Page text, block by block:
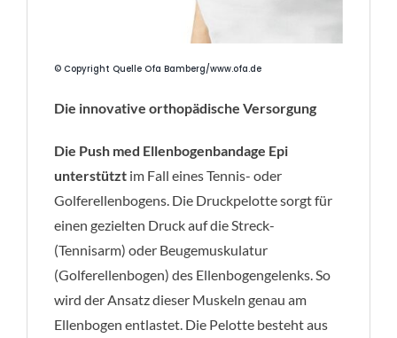
© Copyright Quelle Ofa Bamberg/www.ofa.de
Die innovative orthopädische Versorgung
Die Push med Ellenbogenbandage Epi
unterstütztim Fall eines Tennis- oder
Golferellenbogens. Die Druckpelotte sorgt für
einen gezielten Druck auf die Streck-
(Tennisarm) oder Beugemuskulatur
(Golferellenbogen) des Ellenbogengelenks. So
wird der Ansatz dieser Muskeln genau am
Ellenbogen entlastet. Die Pelotte besteht aus